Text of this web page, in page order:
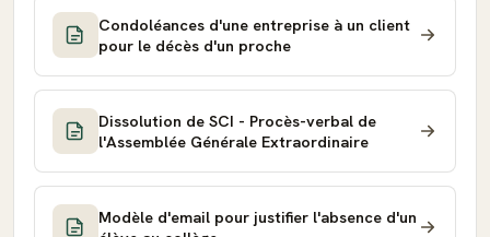
Condoléances d'une entreprise à un client
pour le décès d'un proche
Dissolution de SCI - Procès-verbal de
l'Assemblée Générale Extraordinaire
Modèle d'email pour justifier l'absence d'un